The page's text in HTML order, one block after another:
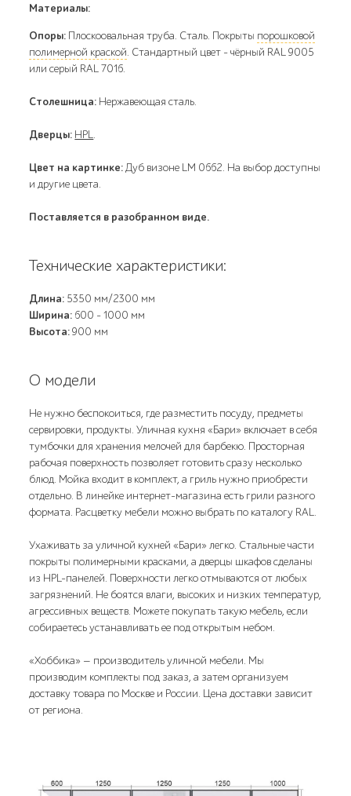
Материалы:
Опоры: Плоскоовальная труба. Сталь. Покрыты порошковой
полимерной краской. Стандартный цвет – чёрный RAL 9005
или серый RAL 7016.
Столешница: Нержавеющая сталь.
Дверцы: HPL.
Цвет на картинке:Дуб визоне LM 0662. На выбор доступны
и другие цвета.
Поставляется в разобранном виде.
Технические характеристики:
Длина: 5350 мм/2300 мм
Ширина: 600 - 1000 мм
Высота:900 мм
О модели
Не нужно беспокоиться, где разместить посуду, предметы
сервировки, продукты. Уличная кухня «Бари» включает в себя
тумбочки для хранения мелочей для барбекю. Просторная
рабочая поверхность позволяет готовить сразу несколько
блюд. Мойка входит в комплект, а гриль нужно приобрести
отдельно. В линейке интернет-магазина есть грили разного
формата. Расцветку мебели можно выбрать по каталогу RAL.
Ухаживать за уличной кухней «Бари» легко. Стальные части
покрыты полимерными красками, а дверцы шкафов сделаны
из HPL-панелей. Поверхности легко отмываются от любых
загрязнений. Не боятся влаги, высоких и низких температур,
агрессивных веществ. Можете покупать такую мебель, если
собираетесь устанавливать ее под открытым небом.
«Хоббика» — производитель уличной мебели. Мы
производим комплекты под заказ, а затем организуем
доставку товара по Москве и России. Цена доставки зависит
от региона.